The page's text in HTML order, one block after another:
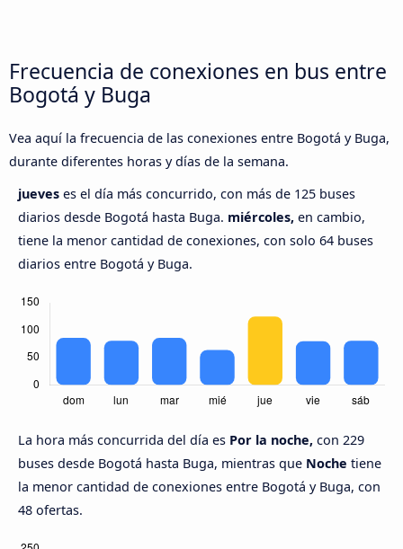
Frecuencia de conexiones en bus entre
Bogotá y Buga
Vea aquí la frecuencia de las conexiones entre Bogotá y Buga,
durante diferentes horas y días de la semana.
jueves es el día más concurrido, con más de 125 buses
diarios desde Bogotá hasta Buga. miércoles, en cambio,
tiene la menor cantidad de conexiones, con solo 64 buses
diarios entre Bogotá y Buga.
La hora más concurrida del día es Por la noche, con 229
buses desde Bogotá hasta Buga, mientras que Noche tiene
la menor cantidad de conexiones entre Bogotá y Buga, con
48 ofertas.